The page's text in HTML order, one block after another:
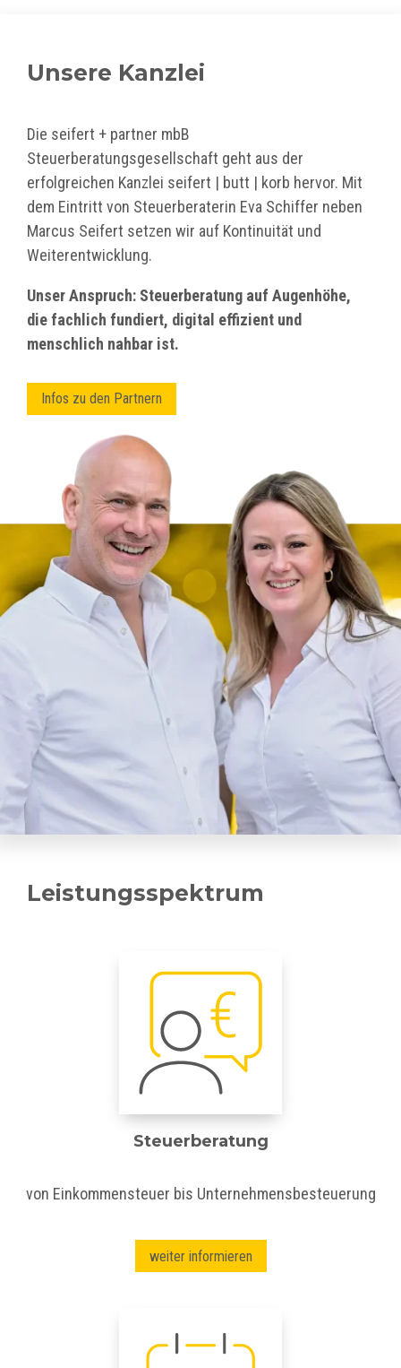
Unsere Kanzlei
Die seifert + partner mbB
Steuerberatungsgesellschaft geht aus der
erfolgreichen Kanzlei seifert | butt | korb hervor. Mit
dem Eintritt von Steuerberaterin Eva Schiffer neben
Marcus Seifert setzen wir auf Kontinuität und
Weiterentwicklung.
Unser Anspruch: Steuerberatung auf Augenhöhe,
die fachlich fundiert, digital effizient und
menschlich nahbar ist.
Infos zu den Partnern
Leistungsspektrum
Steuerberatung
von Einkommensteuer bis Unternehmensbesteuerung
weiter informieren